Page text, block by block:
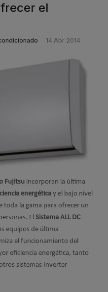
el
14 Abr 2014
Fujitsu incorporan la última
energética y el bajo nivel
la gama para ofrecer un
El Sistema ALL DC
equipos de última
el funcionamiento del
eficiencia energética, tanto
sistemas Inverter